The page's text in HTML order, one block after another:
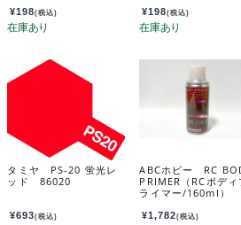
¥198(税込) ¥198(税込)
タミヤ PS-20 蛍光レ
ッド 86020
¥693(税込)
ABCホビー RC
PRIMER（RCボディ
ライマー/160ml）
¥1,782(税込)